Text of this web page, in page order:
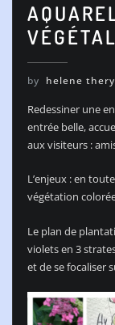
by helene thery
Redessiner une
entrée belle,
aux visiteurs :
L’enjeux : en
végétation
Le plan de
violets en 3
et de se focaliser